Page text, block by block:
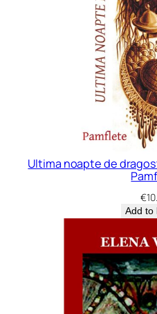
Ultima noapte de
€
Add to